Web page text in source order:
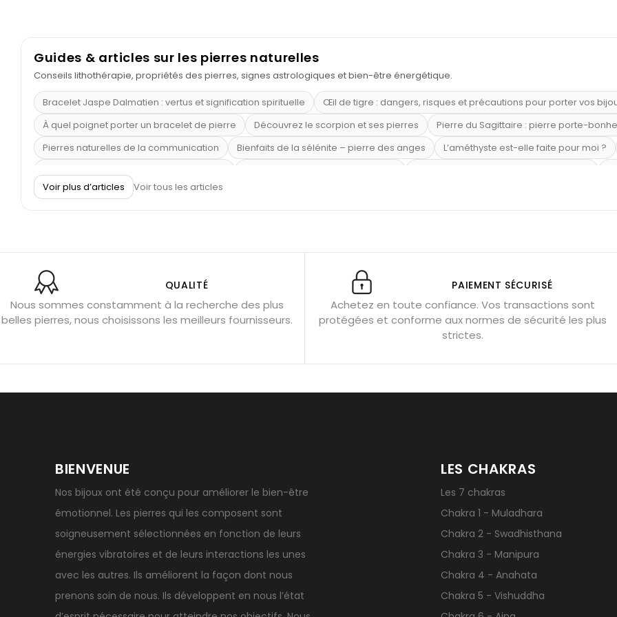
Guides & articles sur les pierres naturelles
Conseils lithothérapie, propriétés des pierres, signes astrologiques et bien-être énergétique.
Bracelet Jaspe Dalmatien : vertus et signification spirituelle
Œil de tigre : dangers, risques et précautions pour porter vos
À quel poignet porter un bracelet de pierre
Découvrez le scorpion et ses pierres Pierre du Sagittaire : pierre porte-
Pierres naturelles de la communication
Bienfaits de la sélénite – pierre des anges L’améthyste est-elle faite pour moi ?
Pierre de lave : propriétés et bienfaits
Obsidienne noire : danger ?
Guide des pierres de protection Associer l’œil de tigre Porter plusieurs bracelets de
Pierres pour les examens
Pierres anti-déprime Mieux gérer ses émotions Pierres pour l’automne Bijoux de
Porter l’œil de tigre
Géode d’améthyste géante Pierres naturelles contre le stress Qu’est-ce
Voir plus d’articles Voir tous les articles
QUALITÉ
Nous sommes constamment à la recherche des plus
belles pierres, nous choisissons les meilleurs fournisseurs.
PAIEMENT SÉCURISÉ
Achetez en toute confiance. Vos transactions sont
protégées et conforme aux normes de sécurité les plus
strictes.
BIENVENUE
Nos bijoux ont été conçu pour améliorer le bien-être
émotionnel. Les pierres qui les composent sont
soigneusement sélectionnées en fonction de leurs
énergies vibratoires et de leurs interactions les unes
avec les autres. Ils améliorent la façon dont nous
prenons soin de nous. Ils développent en nous l’état
LES CHAKRAS
Les 7 chakras
Chakra 1 - Muladhara
Chakra 2 - Swadhisthana
Chakra 3 - Manipura
Chakra 4 - Anahata
Chakra 5 - Vishuddha